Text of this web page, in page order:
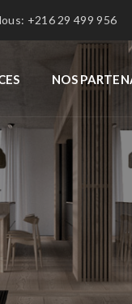
+216 29 499 956
NOS